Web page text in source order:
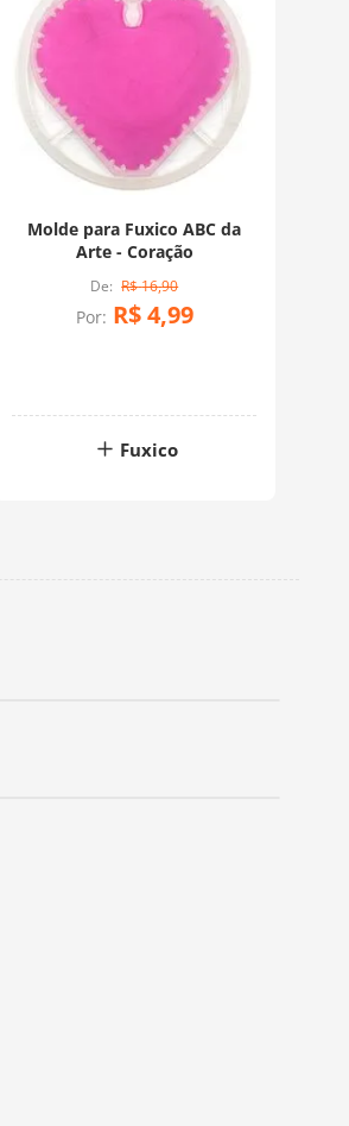
Molde para Fuxico ABC da
Arte - Coração
R$16,90
Por: R$4,99
Fuxico